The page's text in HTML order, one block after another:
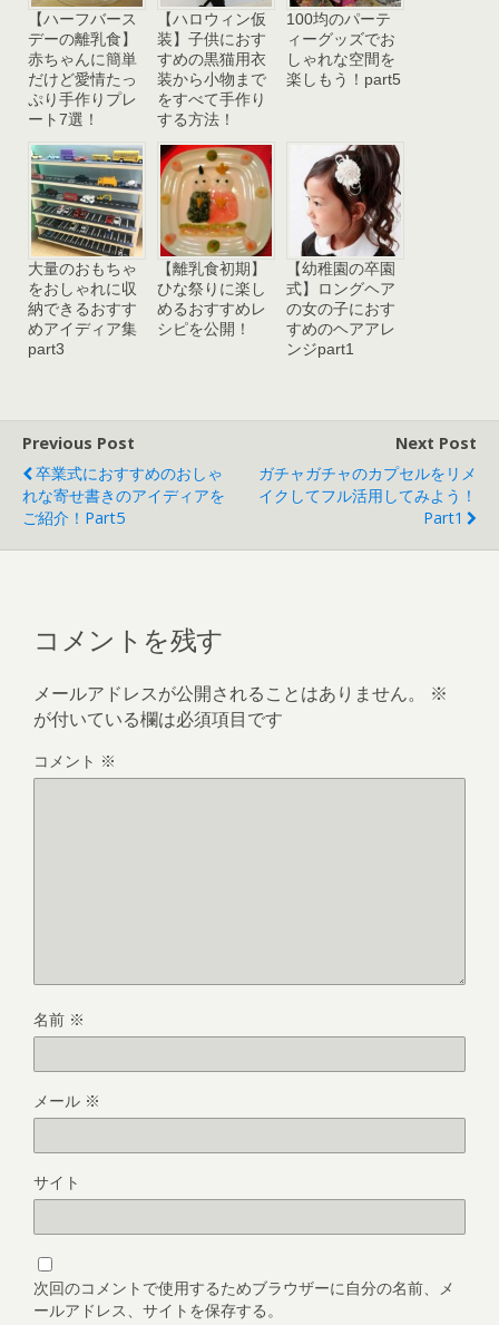
【ハーフバース
デーの離乳食】
赤ちゃんに簡単
だけど愛情たっ
ぷり手作りプレ
ート7選！
【ハロウィン仮
装】子供におす
すめの黒猫用衣
装から小物まで
をすべて手作り
する方法！
100均のパーテ
ィーグッズでお
しゃれな空間を
楽しもう！part5
大量のおもちゃ
をおしゃれに収
納できるおすす
めアイディア集
part3
【離乳食初期】
ひな祭りに楽し
めるおすすめレ
シピを公開！
【幼稚園の卒園
式】ロングヘア
の女の子におす
すめのヘアアレ
ンジpart1
Previous Post
卒業式におすすめのおしゃ
れな寄せ書きのアイディアを
ご紹介！part5
Next Post
ガチャガチャのカプセルをリメ
イクしてフル活用してみよう！
Part1
コメントを残す
メールアドレスが公開されることはありません。
※
が付いている欄は必須項目です
コメント ※
名前 ※
メール ※
サイト
次回のコメントで使用するためブラウザーに自分の名前、メ
ールアドレス、サイトを保存する。